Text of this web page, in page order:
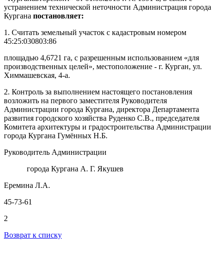
устранением технической неточности Администрация города
Кургана постановляет:
1. Считать земельный участок с кадастровым номером
45:25:030803:86
площадью 4,6721 га, с разрешенным использованием «для
производственных целей», местоположение - г. Курган, ул.
Химмашевская, 4-а.
2. Контроль за выполнением настоящего постановления
возложить на первого заместителя Руководителя
Администрации города Кургана, директора Департамента
развития городского хозяйства Руденко С.В., председателя
Комитета архитектуры и градостроительства Администрации
города Кургана Гумённых Н.Б.
Руководитель Администрации
города Кургана А. Г. Якушев
Еремина Л.А.
45-73-61
2
Возврат к списку